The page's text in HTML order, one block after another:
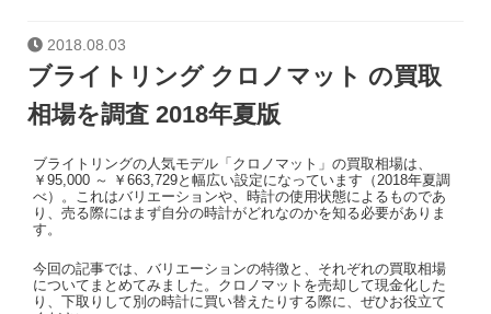
2018.08.03
ブライトリング クロノマット の買取
相場を調査 2018年夏版
ブライトリングの人気モデル「クロノマット」の買取相場は、
￥95,000 ～ ￥663,729と幅広い設定になっています（2018年夏調
べ）。これはバリエーションや、時計の使用状態によるものであ
り、売る際にはまず自分の時計がどれなのかを知る必要がありま
す。
今回の記事では、バリエーションの特徴と、それぞれの買取相場
についてまとめてみました。クロノマットを売却して現金化した
り、下取りして別の時計に買い替えたりする際に、ぜひお役立て